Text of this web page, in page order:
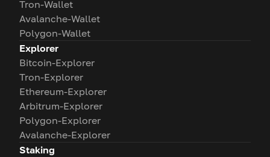
Tron-Wallet
Avalanche-Wallet
Polygon-Wallet
Explorer
Bitcoin-Explorer
Tron-Explorer
Ethereum-Explorer
Arbitrum-Explorer
Polygon-Explorer
Avalanche-Explorer
Staking